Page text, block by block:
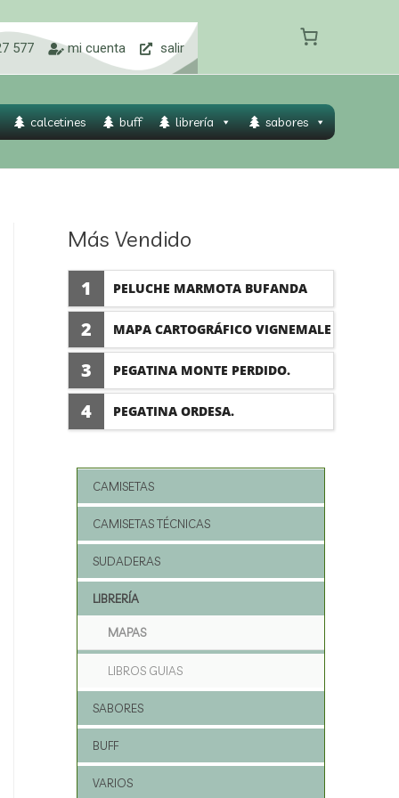
577 mi cuenta salir
calcetines buff librería sabores
Más Vendido
1 PELUCHE MARMOTA BUFANDA
BORDADA.
2 MAPA CARTOGRÁFICO VIGNEMALE
- VALLE DE BUJARUELO.
3 PEGATINA MONTE PERDIDO.
4 PEGATINA ORDESA.
CAMISETAS
CAMISETAS TÉCNICAS
SUDADERAS
LIBRERÍA
MAPAS
LIBROS GUIAS
SABORES
BUFF
VARIOS